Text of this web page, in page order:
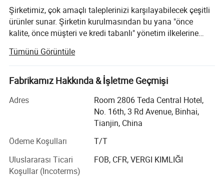
Şirketimiz, çok amaçlı taleplerinizi karşılayabilecek çeşitli
ürünler sunar. Şirketin kurulmasından bu yana "önce
kalite, önce müşteri ve kredi tabanlı" yönetim ilkelerine
karşılamak için her zaman elimizden geleni yaparız.
Ekonomik küreselleşme trendi karşı konulamaz bir güçle
geliştiğinden, kazançlı bir durum elde etmek için şirketimiz
yapmaya samimi bir şekilde istekli.
Tümünü Görüntüle
Fabrikamız Hakkında & İşletme Geçmişi
Adres
Room 2806 Teda Central Hotel,
No. 16th, 3 Rd Avenue, Binhai,
Tianjin, China
Ödeme Koşulları
T/T
Uluslararası Ticari
Koşullar (Incoterms)
FOB, CFR, VERGI KIMLIĞI